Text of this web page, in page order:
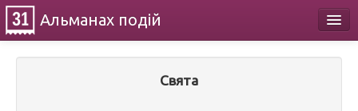
Альманах подій
Свята